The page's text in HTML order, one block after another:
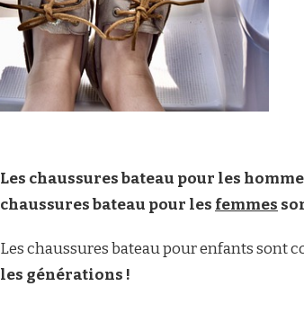
Les chaussures bateau pour les
chaussures bateau pour les femmes
Les chaussures bateau pour enfants sont
les générations !